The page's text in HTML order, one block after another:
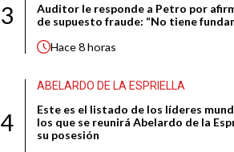
3
Auditor le responde a Petro por
de supuesto fraude: “No tiene
Hace8 horas
4
ABELARDO DE LA ESPRIELLA
Este es el listado de los líderes
los que se reunirá Abelardo de la
su posesión